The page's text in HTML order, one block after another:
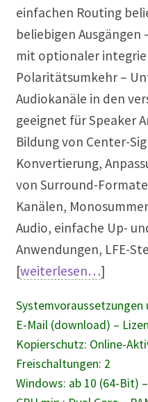
einfachen Routing
beliebigen
mit optionaler
Polaritätsumkehr –
Audiokanäle in den
geeignet für Speaker
Bildung von Center-
Konvertierung,
von Surround-
Kanälen,
Audio, einfache Up-
Anwendungen, LFE-
[weiterlesen…]
Systemvoraussetzungen
E-Mail (download) –
Kopierschutz: Online-
Freischaltungen: 2
Windows: ab 10 (64-Bit)